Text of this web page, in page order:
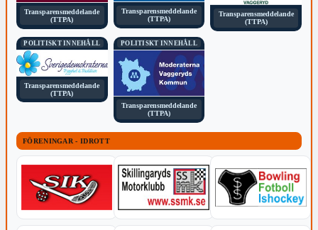
Transparensmeddelande
(TTPA)
Transparensmeddelande
(TTPA)
Transparensmeddelande
(TTPA)
POLITISKT INNEHÅLL
Transparensmeddelande
(TTPA)
POLITISKT INNEHÅLL
Transparensmeddelande
(TTPA)
FÖRENINGAR - IDROTT